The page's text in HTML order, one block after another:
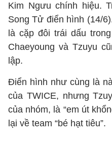
Kim Ngưu chính hiệu.
Song Tử điển hình (14/
là cặp đôi trái dấu
Chaeyoung và Tzuyu
lập.
Điển hình như cùng là
của TWICE, nhưng
của nhóm, là “em út
lại về team “bé hạt tiêu”.